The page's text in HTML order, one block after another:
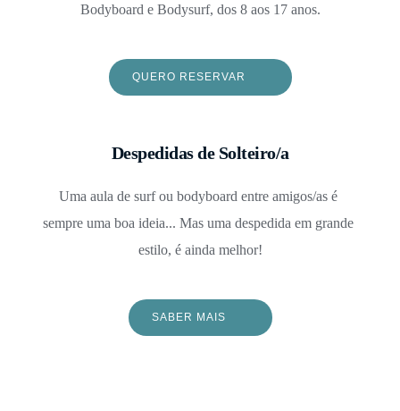
Bodyboard e Bodysurf, dos 8 aos 17 anos.
QUERO RESERVAR
Despedidas de Solteiro/a
Uma aula de surf ou bodyboard entre amigos/as é
sempre uma boa ideia... Mas uma despedida em grande
estilo, é ainda melhor!
SABER MAIS